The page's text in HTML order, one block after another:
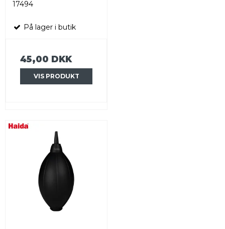
17494
På lager i butik
45,00 DKK
VIS PRODUKT